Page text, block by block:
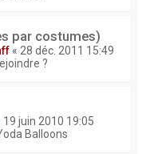
par costumes)
« 28 déc. 2011 15:49
?
19 juin 2010 19:05
Balloons